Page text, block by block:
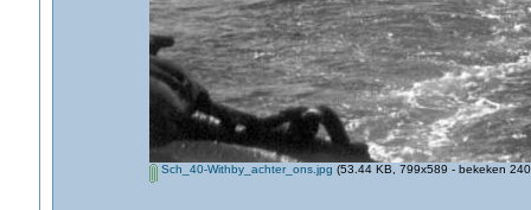
Sch_40-Withby_achter_ons.jpg (53.44 KB, 799x589 - bekeken